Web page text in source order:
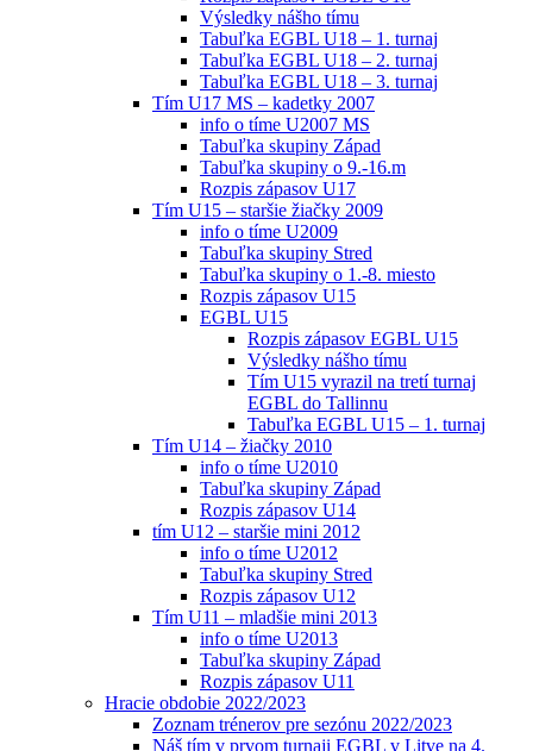
Výsledky nášho tímu
Tabuľka EGBL U18 – 1. turnaj
Tabuľka EGBL U18 – 2. turnaj
Tabuľka EGBL U18 – 3. turnaj
Tím U17 MS – kadetky 2007
info o tíme U2007 MS
Tabuľka skupiny Západ
Tabuľka skupiny o 9.-16.m
Rozpis zápasov U17
Tím U15 – staršie žiačky 2009
info o tíme U2009
Tabuľka skupiny Stred
Tabuľka skupiny o 1.-8. miesto
Rozpis zápasov U15
EGBL U15
Rozpis zápasov EGBL U15
Výsledky nášho tímu
Tím U15 vyrazil na tretí turnaj
EGBL do Tallinnu
Tabuľka EGBL U15 – 1. turnaj
Tím U14 – žiačky 2010
info o tíme U2010
Tabuľka skupiny Západ
Rozpis zápasov U14
tím U12 – staršie mini 2012
info o tíme U2012
Tabuľka skupiny Stred
Rozpis zápasov U12
Tím U11 – mladšie mini 2013
info o tíme U2013
Tabuľka skupiny Západ
Rozpis zápasov U11
Hracie obdobie 2022/2023
Zoznam trénerov pre sezónu 2022/2023
Náš tím v prvom turnaji EGBL v Litve na 4.